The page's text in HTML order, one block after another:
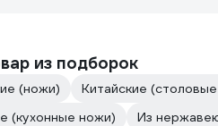
из подборок
(ножи) Китайские
(кухонные ножи)
Из